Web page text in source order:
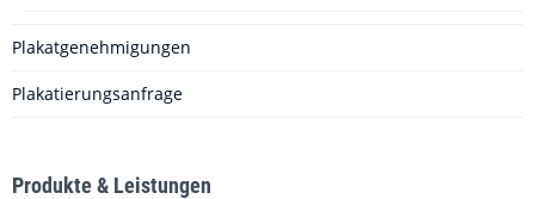
Plakatgenehmigungen
Plakatierungsanfrage
Produkte & Leistungen